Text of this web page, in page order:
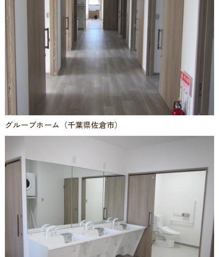
グループホーム（千葉県佐倉市）